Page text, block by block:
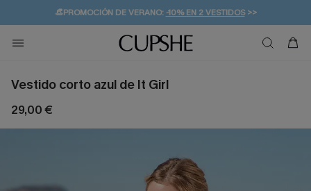
👒PROMOCIÓN DE VERANO:-10% EN 2 VESTIDOS>>
💌¡SUSCRIBIRSE & GANAR -10% EXTRA!
🚚ENVÍO GRATUITO A PARTIR DE 49 € >>
Vestido corto azul de It Girl
29,00 €